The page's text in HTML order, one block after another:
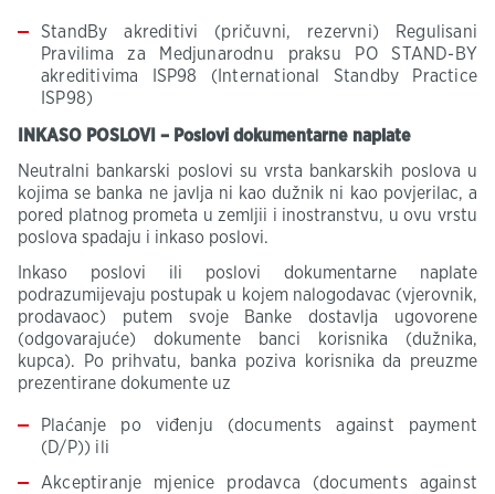
StandBy akreditivi (pričuvni, rezervni) Regulisani
Pravilima za Medjunarodnu praksu PO STAND-BY
akreditivima ISP98 (International Standby Practice
ISP98)
INKASO POSLOVI – Poslovi dokumentarne naplate
Neutralni bankarski poslovi su vrsta bankarskih poslova u
kojima se banka ne javlja ni kao dužnik ni kao povjerilac, a
pored platnog prometa u zemljii i inostranstvu, u ovu vrstu
poslova spadaju i inkaso poslovi.
Inkaso poslovi ili poslovi dokumentarne naplate
podrazumijevaju postupak u kojem nalogodavac (vjerovnik,
prodavaoc) putem svoje Banke dostavlja ugovorene
(odgovarajuće) dokumente banci korisnika (dužnika,
kupca). Po prihvatu, banka poziva korisnika da preuzme
prezentirane dokumente uz
Plaćanje po viđenju (documents against payment
(D/P)) ili
Akceptiranje mjenice prodavca (documents against